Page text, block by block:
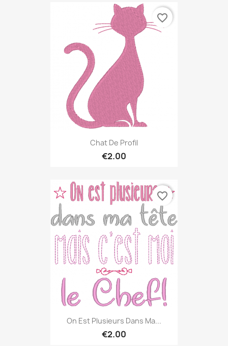
Chat De Profil
€2.00
favorite_border
On Est Plusieurs Dans Ma...
€2.00
favorite_border